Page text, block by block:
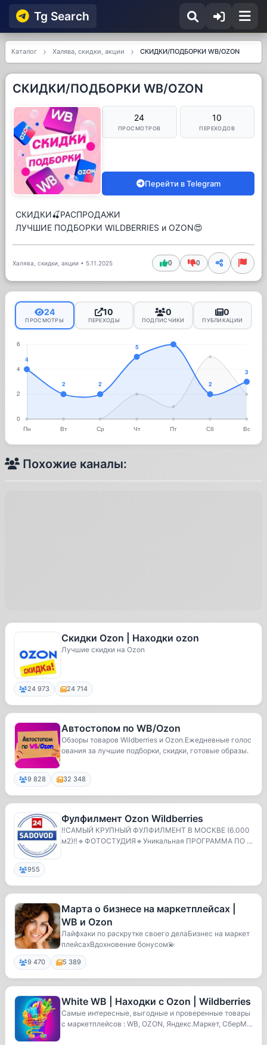
Tg Searсh
Каталог Халява, скидки, акции СКИДКИ/ПОДБОРКИ WB/OZON
СКИДКИ/ПОДБОРКИ WB/OZON
24
ПРОСМОТРОВ
10
ПЕРЕХОДОВ
Перейти в Telegram
СКИДКИ🍒РАСПРОДАЖИ
ЛУЧШИЕ ПОДБОРКИ WILDBERRIES и OZON😍
Халява, скидки, акции • 5.11.2025 0 0
24
ПРОСМОТРЫ
10
ПЕРЕХОДЫ
0
ПОДПИСЧИКИ
0
ПУБЛИКАЦИИ
Похожие каналы:
Скидки Ozon | Находки ozon
Лучшие скидки на Ozon
24 973 24 714
Автостопом по WB/Ozon
Обзоры товаров Wildberries и Ozon.Ежедневные голос
ования за лучшие подборки, скидки, готовые образы.
9 828 32 348
Фулфилмент Ozon Wildberries
‼️САМЫЙ КРУПНЫЙ ФУЛФИЛМЕНТ В МОСКВЕ (6.000
м2)‼️🔹️ФОТОСТУДИЯ🔹️Уникальная ПРОГРАММА ПО В
955
Марта о бизнесе на маркетплейсах |
WB и Ozon
Лайфхаки по раскрутке своего делаБизнес на маркет
плейсахВдохновение бонусом💫
9 470 5 389
White WB | Находки с Ozon | Wildberries
Самые интересные, выгодные и проверенные товары
с маркетплейсов : WB, OZON, Яндекс.Маркет, СберМ